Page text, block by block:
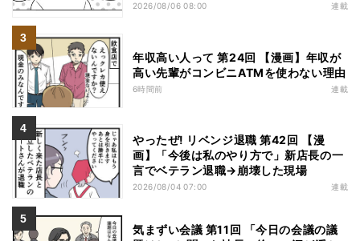
2026/08/06 08:00 連載
年収高い人って 第24回 【漫画】年収が
高い先輩がコンビニATMを使わない理由
6時間前 連載
やったぜ! リベンジ退職 第42回 【漫
画】「今後は私のやり方で」新店長の一
言でベテラン退職→崩壊した現場
2026/08/04 07:00 連載
気まずい会議 第11回 「今日の会議の議